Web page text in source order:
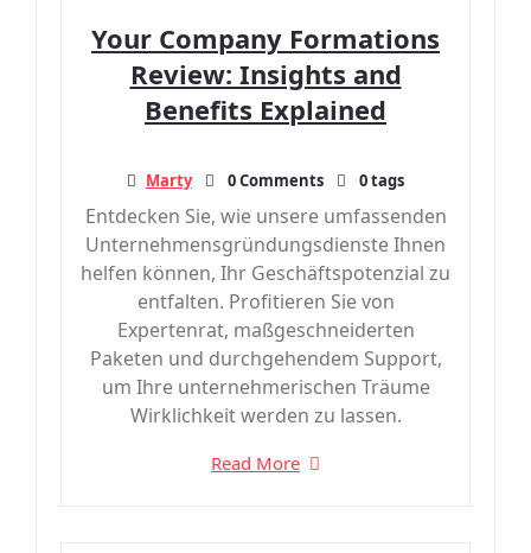
Your Company Formations
Review: Insights and
Benefits Explained
Marty 0 Comments 0 tags
Entdecken Sie, wie unsere umfassenden
Unternehmensgründungsdienste Ihnen
helfen können, Ihr Geschäftspotenzial zu
entfalten. Profitieren Sie von
Expertenrat, maßgeschneiderten
Paketen und durchgehendem Support,
um Ihre unternehmerischen Träume
Wirklichkeit werden zu lassen.
Read More